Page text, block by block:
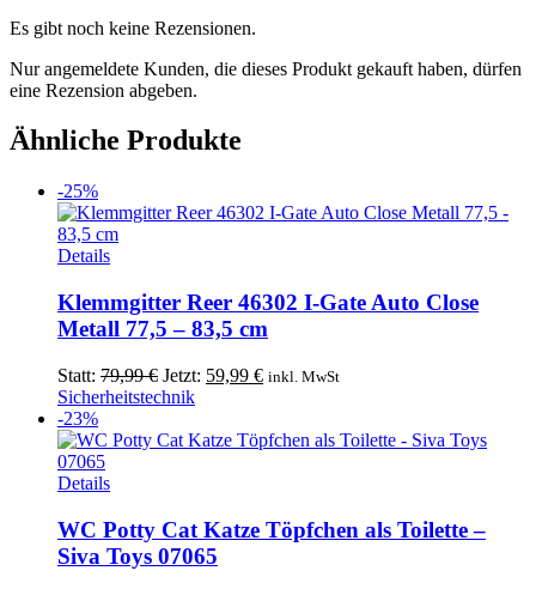
Es gibt noch keine Rezensionen.
Nur angemeldete Kunden, die dieses Produkt gekauft haben, dürfen
eine Rezension abgeben.
Ähnliche Produkte
-25%
Details
Klemmgitter Reer 46302 I-Gate Auto Close
Metall 77,5 – 83,5 cm
Statt: 79,99€ Ursprünglicher
Preis
79,99 €
Jetzt: 59,99 €Aktueller
59,99 €.
inkl. MwSt
Sicherheitstechnik
-23%
Details
WC Potty Cat Katze Töpfchen als Toilette –
Siva Toys 07065